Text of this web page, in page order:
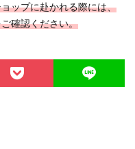
ップに赴かれる際には、
確認ください。